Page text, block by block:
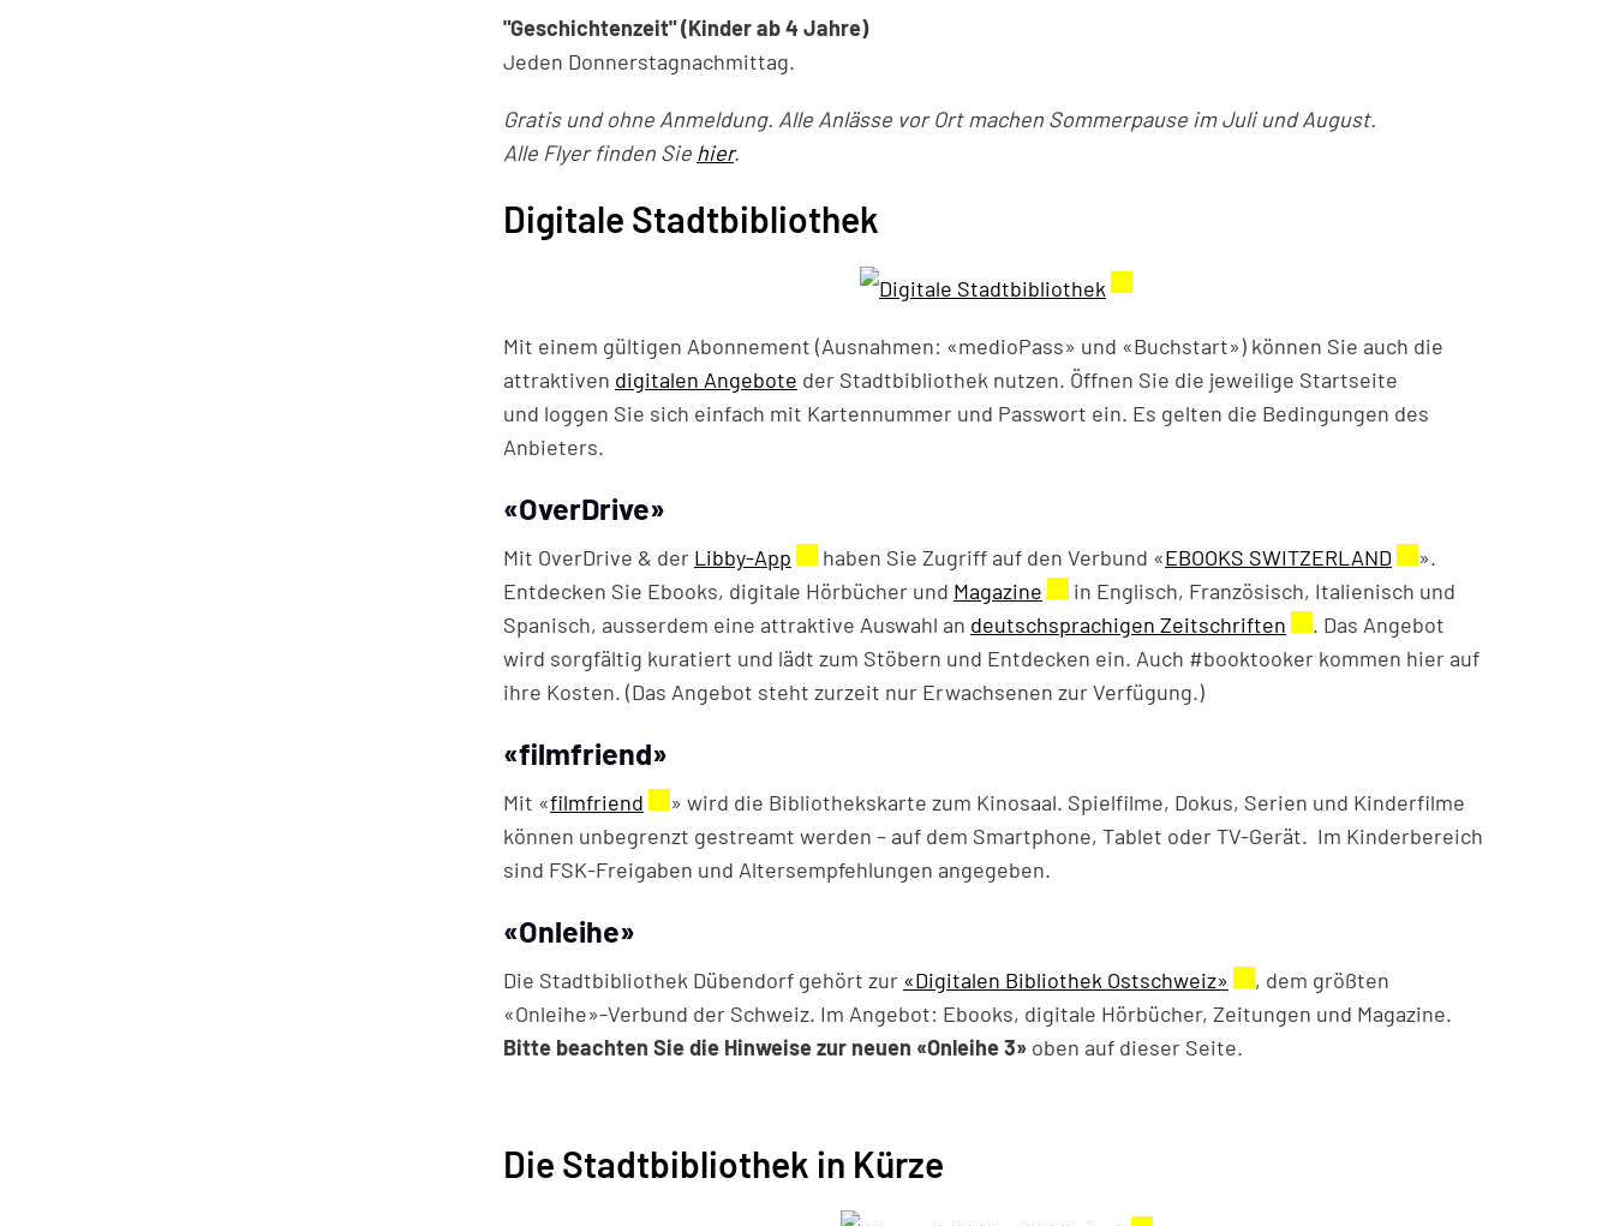
"Geschichtenzeit" (Kinder ab 4 Jahre)
Jeden Donnerstagnachmittag.
Gratis und ohne Anmeldung. Alle Anlässe vor Ort machen Sommerpause im Juli und August.
Alle Flyer finden Sie hier.
Digitale Stadtbibliothek
Mit einem gültigen Abonnement (Ausnahmen: «medioPass» und «Buchstart») können Sie auch die
attraktiven digitalen Angebote der Stadtbibliothek nutzen. Öffnen Sie die jeweilige Startseite
und loggen Sie sich einfach mit Kartennummer und Passwort ein. Es gelten die Bedingungen des
Anbieters.
«OverDrive»
Mit OverDrive & der Libby-App Externer Link wird in einem neuen Fenster geöffnet.
haben Sie Zugriff auf den Verbund «EBOOKS SWITZERLAND Externer Link wird in
».
Entdecken Sie Ebooks, digitale Hörbücher und Magazine Externer Link wird in einem neuen Fenster geöffnet.
in Englisch, Französisch, Italienisch und
Spanisch, ausserdem eine attraktive Auswahl an deutschsprachigen Zeitschriften Externer Link wird in einem
. Das Angebot
wird sorgfältig kuratiert und lädt zum Stöbern und Entdecken ein. Auch #booktooker kommen hier auf
ihre Kosten. (Das Angebot steht zurzeit nur Erwachsenen zur Verfügung.)
«filmfriend»
Mit «filmfriend Externer Link wird in einem neuen Fenster geöffnet.
» wird die Bibliothekskarte zum Kinosaal. Spielfilme, Dokus, Serien und Kinderfilme
können unbegrenzt gestreamt werden – auf dem Smartphone, Tablet oder TV-Gerät. Im Kinderbereich
sind FSK-Freigaben und Altersempfehlungen angegeben.
«Onleihe»
Die Stadtbibliothek Dübendorf gehört zur «Digitalen Bibliothek Ostschweiz» Externer Link wird in einem neuen
, dem größten
«Onleihe»-Verbund der Schweiz. Im Angebot: Ebooks, digitale Hörbücher, Zeitungen und Magazine.
Bitte beachten Sie die Hinweise zur neuen «Onleihe 3» oben auf dieser Seite.
Die Stadtbibliothek in Kürze